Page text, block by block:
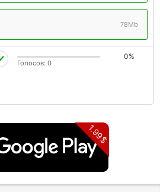
78Mb
0%
Голосов: 0
1.99$